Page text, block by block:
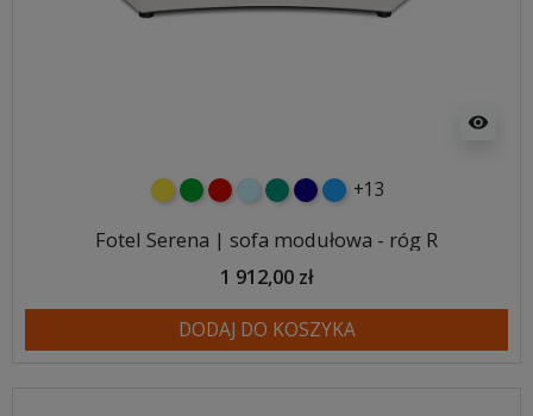
visibility
żółtyzielonyczerwony
błękitnyturkusowy
granatowy
niebieski
+13
Fotel Serena | sofa modułowa - róg R
1 912,00 zł
DODAJ DO KOSZYKA